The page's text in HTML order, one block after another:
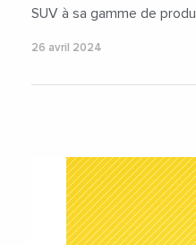
SUV à sa gamme de
26 avril 2024